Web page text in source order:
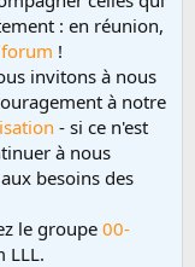
: en réunion,
!
invitons à nous
à notre
- si ce n'est
à nous
besoins des
le groupe00-
LLL.